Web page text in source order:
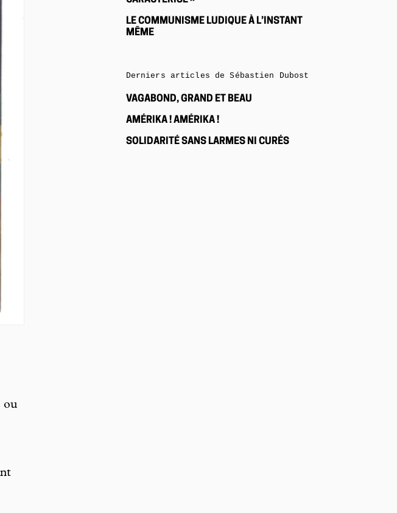
ou
LE COMMUNISME LUDIQUE À L’INSTANT
MÊME
Derniers articles de Sébastien Dubost
VAGABOND, GRAND ET BEAU
AMÉRIKA ! AMÉRIKA !
SOLIDARITÉ SANS LARMES NI CURÉS